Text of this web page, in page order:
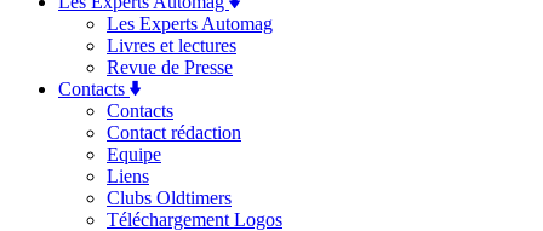
Les Experts Automag
Livres et lectures
Revue de Presse
Contacts
Contacts
Contact rédaction
Equipe
Liens
Clubs Oldtimers
Téléchargement Logos